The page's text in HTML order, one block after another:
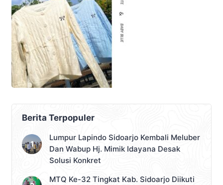
Berita Terpopuler
Lumpur Lapindo Sidoarjo Kembali Meluber
Dan Wabup Hj. Mimik Idayana Desak
Solusi Konkret
MTQ Ke-32 Tingkat Kab. Sidoarjo Diikuti